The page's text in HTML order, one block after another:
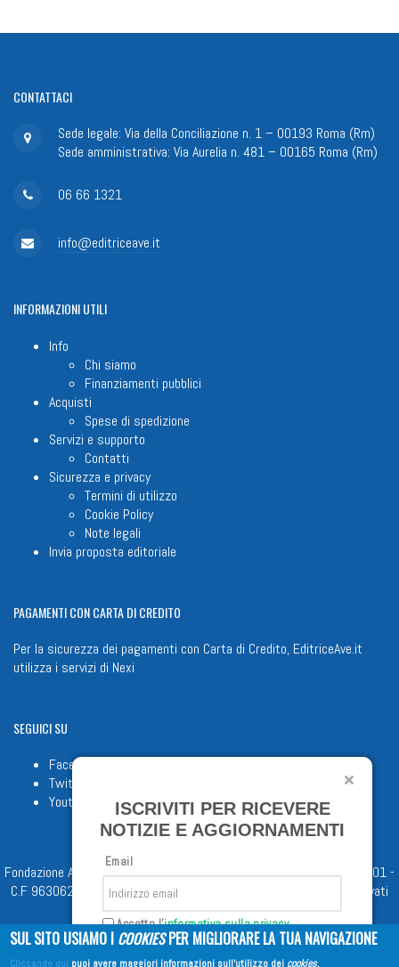
CONTATTACI
Sede legale: Via della Conciliazione n. 1 – 00193 Roma (Rm)
Sede amministrativa: Via Aurelia n. 481 – 00165 Roma (Rm)
06 66 1321
info@editriceave.it
INFORMAZIONIUTILI
Info
Chi siamo
Finanziamenti pubblici
Acquisti
Spese di spedizione
Servizi e supporto
Contatti
Sicurezza e privacy
Termini di utilizzo
Cookie Policy
Note legali
Invia proposta editoriale
PAGAMENTICON CARTA DI CREDITO
Per la sicurezza dei pagamenti con Carta di Credito, EditriceAve.it
utilizza i servizi di Nexi
SEGUICISU
Facebook
Twitter
Youtube
Fondazione Apostolicam Actuositatem ETS © 2023 - P.I. 05398481001 -
C.F 96306220581 - REA 888781 del 23/02/98 - Tutti i diritti riservati
ISCRIVITI PER RICEVERE
NOTIZIE E AGGIORNAMENTI
Email
Accetto l'informativa sulla privacy
SUL SITO USIAMO I COOKIESPER MIGLIORARE LA TUA NAVIGAZIONE
Cliccando qui puoi avere maggiori informazioni sull'utilizzo dei cookies.